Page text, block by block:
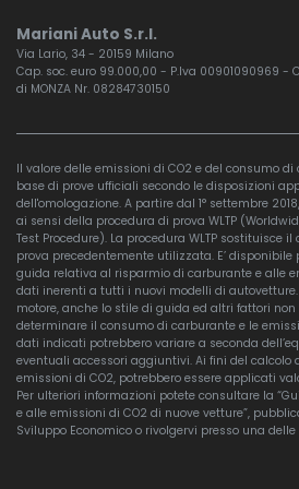
Mariani Auto S.r.l.
Via Lario, 34 - 20159 Milano
Cap. soc. euro 99.000,00 - P.Iva 00901090969 -
di MONZA Nr. 08284730150
Il valore delle emissioni di CO2 e del consumo
base di prove ufficiali secondo le disposizioni
dell'omologazione. A partire dal 1° settembre
ai sensi della procedura di prova WLTP
Test Procedure). La procedura WLTP sostituisce
prova precedentemente utilizzata. E’
guida relativa al risparmio di carburante e alle
dati inerenti a tutti i nuovi modelli di
motore, anche lo stile di guida ed altri fattori
determinare il consumo di carburante e le
dati indicati potrebbero variare a seconda
eventuali accessori aggiuntivi. Ai fini del calcolo
emissioni di CO2, potrebbero essere applicati
Per ulteriori informazioni potete consultare la
e alle emissioni di CO2 di nuove vetture”,
Sviluppo Economico o rivolgervi presso una